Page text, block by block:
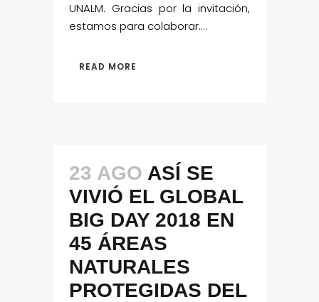
UNALM. Gracias por la invitación,
estamos para colaborar....
READ MORE
23 AGO ASÍ SE
VIVIÓ EL GLOBAL
BIG DAY 2018 EN
45 ÁREAS
NATURALES
PROTEGIDAS DEL